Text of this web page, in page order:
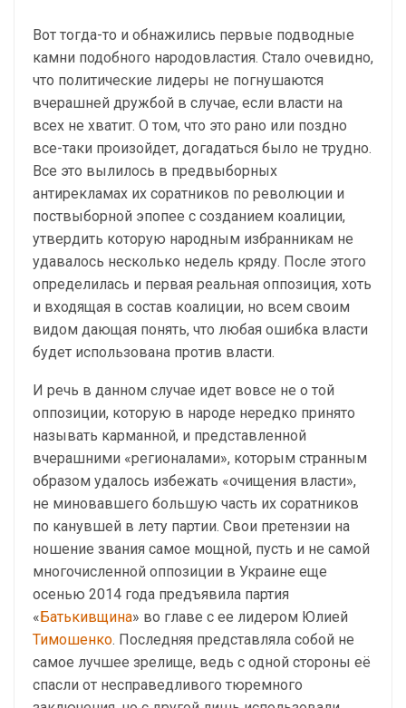
Вот тогда-то и обнажились первые подводные
камни подобного народовластия. Стало очевидно,
что политические лидеры не погнушаются
вчерашней дружбой в случае, если власти на
всех не хватит. О том, что это рано или поздно
все-таки произойдет, догадаться было не трудно.
Все это вылилось в предвыборных
антирекламах их соратников по революции и
поствыборной эпопее с созданием коалиции,
утвердить которую народным избранникам не
удавалось несколько недель кряду. После этого
определилась и первая реальная оппозиция, хоть
и входящая в состав коалиции, но всем своим
видом дающая понять, что любая ошибка власти
будет использована против власти.
И речь в данном случае идет вовсе не о той
оппозиции, которую в народе нередко принято
называть карманной, и представленной
вчерашними «регионалами», которым странным
образом удалось избежать «очищения власти»,
не миновавшего большую часть их соратников
по канувшей в лету партии. Свои претензии на
ношение звания самое мощной, пусть и не самой
многочисленной оппозиции в Украине еще
осенью 2014 года предъявила партия
« Батькивщина» во главе с ее лидером Юлией
Тимошенко. Последняя представляла собой не
самое лучшее зрелище, ведь с одной стороны её
спасли от несправедливого тюремного